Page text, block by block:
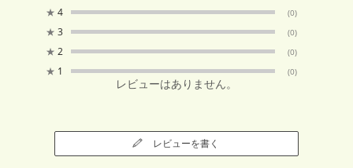
★ 4 (0)
★ 3 (0)
★ 2 (0)
★ 1 (0)
レビューはありません。
レビューを書く